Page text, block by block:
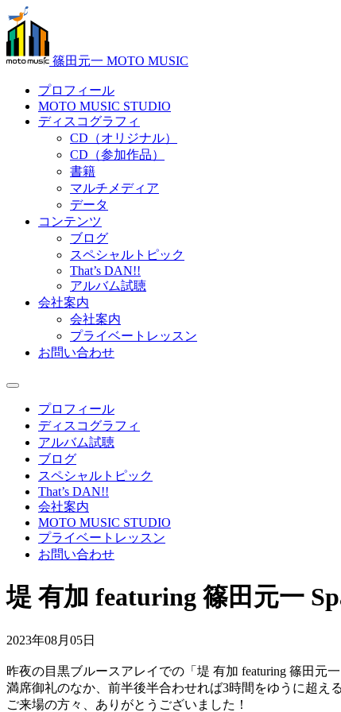
篠田元一 MOTO MUSIC
プロフィール
MOTO MUSIC STUDIO
ディスコグラフィ
CD（オリジナル）
CD（参加作品）
書籍
マルチメディア
データ
コンテンツ
ブログ
スペシャルトピック
That’s DAN!!
アルバム試聴
会社案内
会社案内
プライベートレッスン
お問い合わせ
プロフィール
ディスコグラフィ
アルバム試聴
ブログ
スペシャルトピック
That’s DAN!!
会社案内
MOTO MUSIC STUDIO
プライベートレッスン
お問い合わせ
堤 有加 featuring 篠田元一
2023年08月05日
昨夜の目黒ブルースアレイでの「堤 有加 featuring 篠田元
満席御礼のなか、前半後半合わせれば3時間をゆうに超
ご来場の方々、ありがとうございました！